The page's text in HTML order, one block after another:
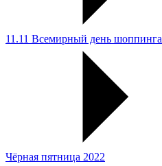
11.11 Всемирный день шоппинга
Чёрная пятница 2022